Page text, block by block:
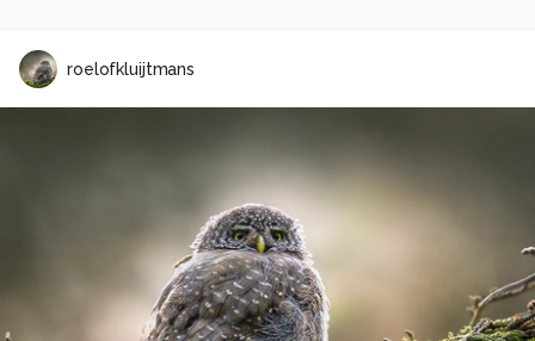
roelofkluijtmans